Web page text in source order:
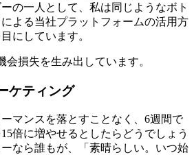
の一人として、私は同じようなボト
よる当社プラットフォームの活用方
にしています。
会損失を生み出しています。
ケティング
マンスを落とすことなく、6週間で
倍に増やせるとしたらどうでしょう
なら誰もが、「素晴らしい。いつ始